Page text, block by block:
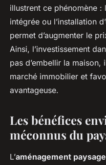
illustrent ce phénomène :
intégrée ou l’installation
permet d’augmenter le
Ainsi, l’investissement
pas d’embellir la
marché immobilier et
avantageuse.
Les bénéfices
méconnus du
L’aménagement